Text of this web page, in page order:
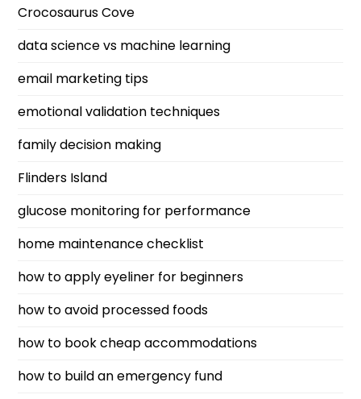
Crocosaurus Cove
data science vs machine learning
email marketing tips
emotional validation techniques
family decision making
Flinders Island
glucose monitoring for performance
home maintenance checklist
how to apply eyeliner for beginners
how to avoid processed foods
how to book cheap accommodations
how to build an emergency fund